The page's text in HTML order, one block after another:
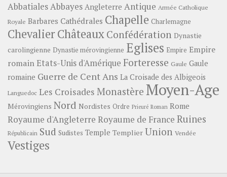
AbbatialesAbbayes Angleterre Antique Armée Catholique
Royale Barbares Cathédrales Chapelle Charlemagne
ChevalierChâteauxConfédération Dynastie
carolingienne Dynastie mérovingienne Eglises Empire Empire
romainEtats-Unis d'Amérique Forteresse Gaule Gaule
romaine Guerre de Cent Ans La Croisade des Albigeois
Languedoc Les Croisades Monastère Moyen-Age
Mérovingiens Nord Nordistes Ordre Prieuré Roman Rome
Royaume d'Angleterre Royaume de France Ruines
Républicain Sud Sudistes Temple Templier Union Vendée
Vestiges